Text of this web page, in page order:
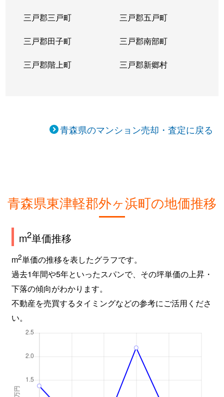
三戸郡三戸町 三戸郡五戸町
三戸郡田子町 三戸郡南部町
三戸郡階上町 三戸郡新郷村
青森県のマンション売却・査定に戻る
青森県東津軽郡外ヶ浜町の地価推移
m2単価推移
m2単価の推移を表したグラフです。
過去1年間や5年といったスパンで、その坪単価の上昇・
下落の傾向がわかります。
不動産を売買するタイミングなどの参考にご活用くださ
い。